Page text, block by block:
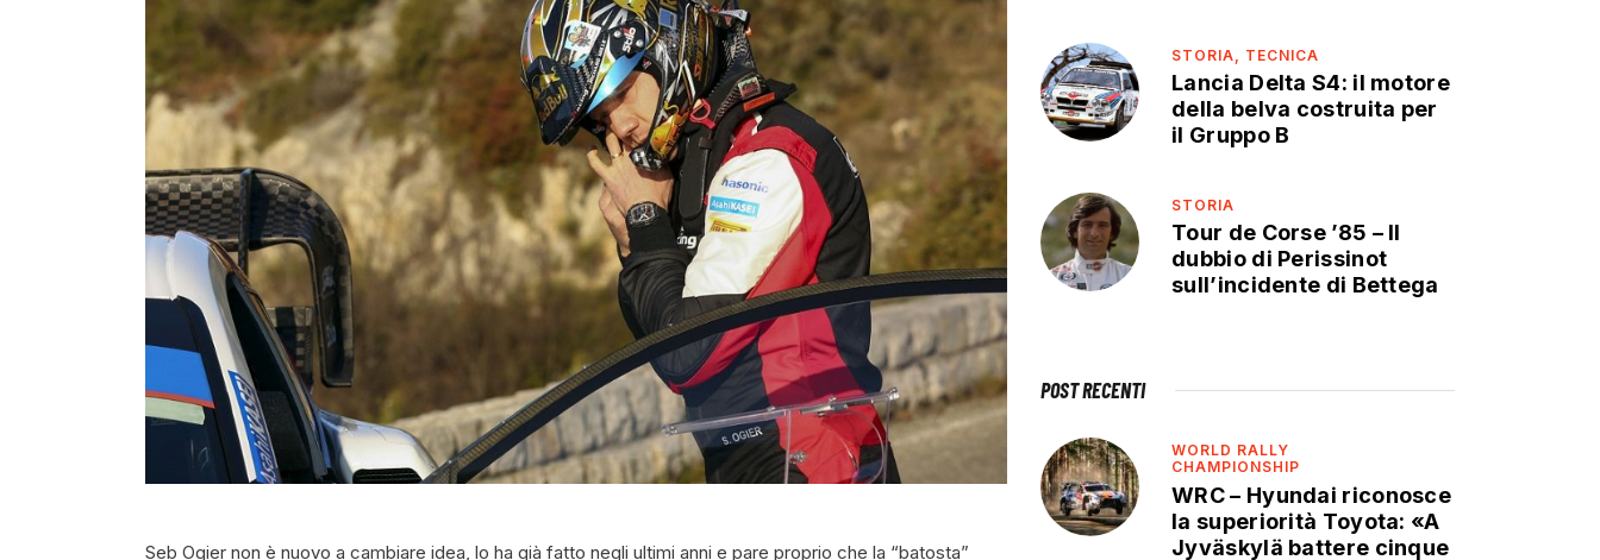
Seb Ogier non è nuovo a cambiare idea, lo ha già fatto negli ultimi anni e pare proprio che la “batosta”
STORIA, TECNICA
Lancia Delta S4: il motore
della belva costruita per
il Gruppo B
STORIA
Tour de Corse ’85 – Il
dubbio di Perissinot
sull’incidente di Bettega
POST RECENTI
WORLD RALLY
CHAMPIONSHIP
WRC – Hyundai riconosce
la superiorità Toyota: «A
Jyväskylä battere cinque